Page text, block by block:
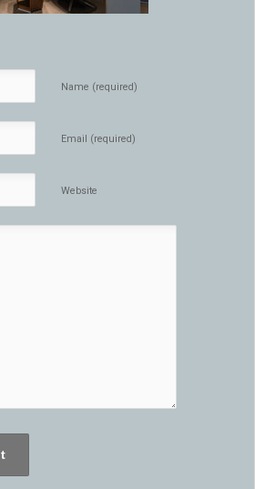
Name (required)
Email (required)
Website